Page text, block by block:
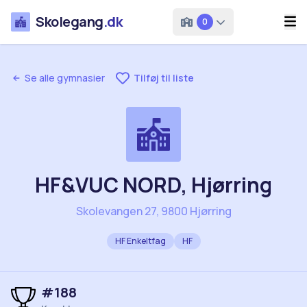
Skolegang.dk 0
Se alle gymnasier Tilføj til liste
HF&VUC NORD, Hjørring
Skolevangen 27, 9800 Hjørring
HF Enkeltfag HF
#188